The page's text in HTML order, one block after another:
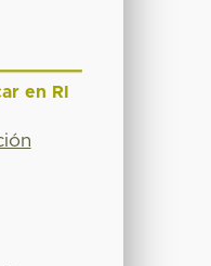
en RI